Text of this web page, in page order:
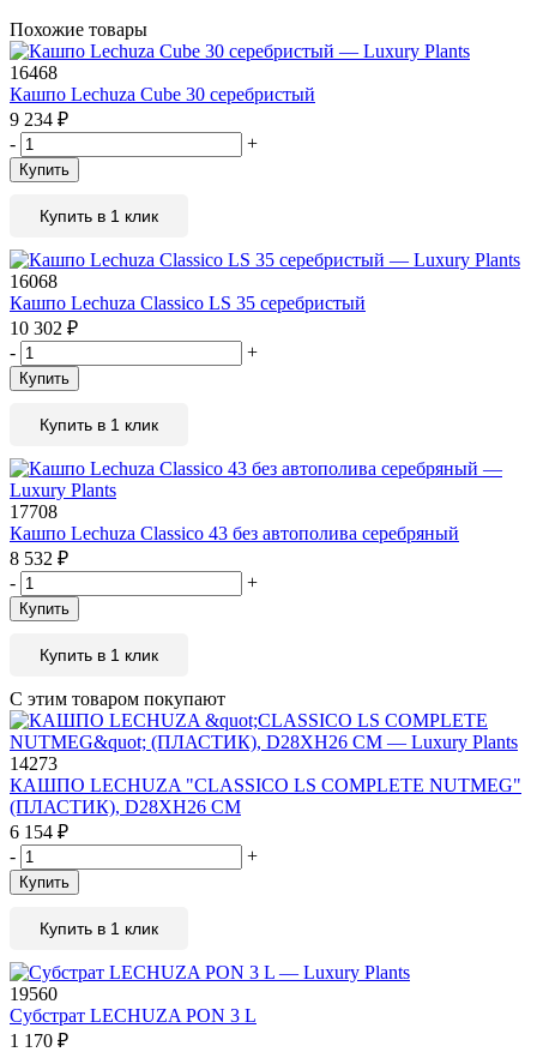
Похожие товары
16468
Кашпо Lechuza Cube 30 серебристый
9 234 ₽
-
+
Купить
Купить в 1 клик
16068
Кашпо Lechuza Classico LS 35 серебристый
10 302 ₽
-
+
Купить
Купить в 1 клик
17708
Кашпо Lechuza Classico 43 без автополива серебряный
8 532 ₽
-
+
Купить
Купить в 1 клик
С этим товаром покупают
14273
КАШПО LECHUZA "CLASSICO LS COMPLETE NUTMEG"
(ПЛАСТИК), D28XH26 СМ
6 154 ₽
-
+
Купить
Купить в 1 клик
19560
Субстрат LECHUZA PON 3 L
1 170 ₽